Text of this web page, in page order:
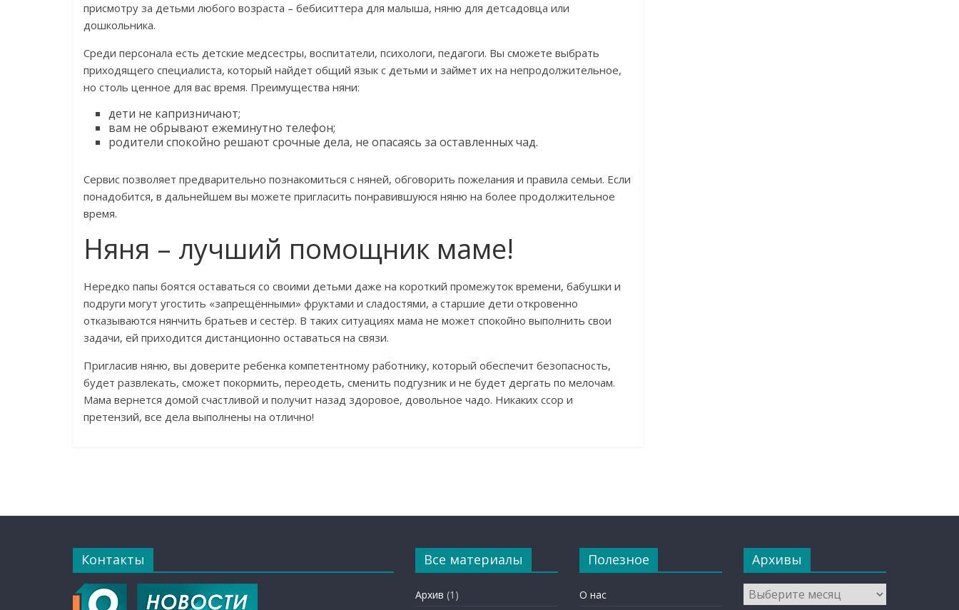
присмотру за детьми любого возраста – бебиситтера для малыша, няню для детсадовца или
дошкольника.
Среди персонала есть детские медсестры, воспитатели, психологи, педагоги. Вы сможете выбрать
приходящего специалиста, который найдет общий язык с детьми и займет их на непродолжительное,
но столь ценное для вас время. Преимущества няни:
дети не капризничают;
вам не обрывают ежеминутно телефон;
родители спокойно решают срочные дела, не опасаясь за оставленных чад.
Сервис позволяет предварительно познакомиться с няней, обговорить пожелания и правила семьи. Если
понадобится, в дальнейшем вы можете пригласить понравившуюся няню на более продолжительное
время.
Няня – лучший помощник маме!
Нередко папы боятся оставаться со своими детьми даже на короткий промежуток времени, бабушки и
подруги могут угостить «запрещёнными» фруктами и сладостями, а старшие дети откровенно
отказываются нянчить братьев и сестёр. В таких ситуациях мама не может спокойно выполнить свои
задачи, ей приходится дистанционно оставаться на связи.
Пригласив няню, вы доверите ребенка компетентному работнику, который обеспечит безопасность,
будет развлекать, сможет покормить, переодеть, сменить подгузник и не будет дергать по мелочам.
Мама вернется домой счастливой и получит назад здоровое, довольное чадо. Никаких ссор и
претензий, все дела выполнены на отлично!
Контакты Все материалы
Архив (1)
Полезное
О нас
Архивы
Архивы